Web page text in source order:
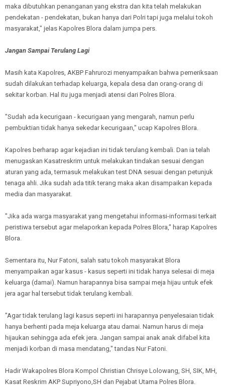
maka dibutuhkan penanganan yang ekstra dan kita telah melakukan
pendekatan - pendekatan, bukan hanya dari Polri tapi juga melalui tokoh
masyarakat," jelas Kapolres Blora dalam jumpa pers.
Jangan Sampai Terulang Lagi
Masih kata Kapolres, AKBP Fahrurozi menyampaikan bahwa pemeriksaan
sudah dilakukan terhadap keluarga, kepala desa dan orang-orang di
sekitar korban. Hal itu juga menjadi atensi dari Polres Blora.
"Sudah ada kecurigaan - kecurigaan yang mengarah, namun perlu
pembuktian tidak hanya sekedar kecurigaan," ucap Kapolres Blora.
Kapolres berharap agar kejadian ini tidak terulang kembali. Dan ia telah
menugaskan Kasatreskrim untuk melakukan tindakan sesuai dengan
aturan yang ada, termasuk melakukan test DNA sesuai dengan petunjuk
tenaga ahli. Jika sudah ada titik terang maka akan disampaikan kepada
media dan masyarakat.
"Jika ada warga masyarakat yang mengetahui informasi-informasi terkait
peristiwa tersebut agar melaporkan kepada Polres Blora," harap Kapolres
Blora.
Sementara itu, Nur Fatoni, salah satu tokoh masyarakat Blora
menyampaikan agar kasus - kasus seperti ini tidak hanya selesai di meja
keluarga (damai). Namun harapannya bisa sampai meja hijau untuk efek
jera agar hal tersebut tidak terulang kembali.
"Agar tidak terulang lagi kasus seperti ini harapannya penyelesaian tidak
hanya berhenti pada meja keluarga atau damai. Namun harus di meja
hijaukan sehingga ada efek jera. Jangan sampai anak anak difabel kita
menjadi korban di masa mendatang," tandas Nur Fatoni.
Hadir Wakapolres Blora Kompol Christian Chrisye Lolowang, SH, SIK, MH,
Kasat Reskrim AKP Supriyono,SH dan Pejabat Utama Polres Blora.